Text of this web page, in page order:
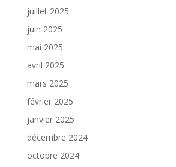
juillet 2025
juin 2025
mai 2025
avril 2025
mars 2025
février 2025
janvier 2025
décembre 2024
octobre 2024